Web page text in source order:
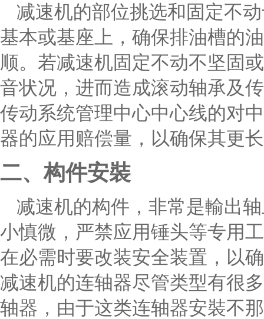
减速机的部位挑选和固定不
基本或基座上，确保排油槽的
顺。若减速机固定不动不坚固
音状况，进而造成滚动轴承及
传动系统管理中心中心线的对
器的应用赔偿量，以确保其更
二、构件安裝
减速机的构件，非常是輸出
小慎微，严禁应用锤头等专用
在必需时要改装安全装置，以
减速机的连轴器尽管类型有很
轴器，由于这类连轴器安裝不